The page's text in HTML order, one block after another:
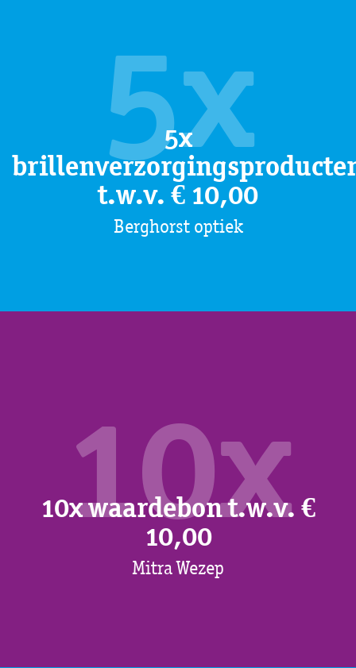
5x
5x
t.w.v. € 10,00
Berghorst optiek
10x
10x waardebon t.w.v. €
10,00
Mitra Wezep